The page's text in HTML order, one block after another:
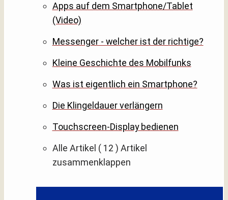
Apps auf dem Smartphone/Tablet
(Video)
Messenger - welcher ist der richtige?
Kleine Geschichte des Mobilfunks
Was ist eigentlich ein Smartphone?
Die Klingeldauer verlängern
Touchscreen-Display bedienen
Alle Artikel ( 12 ) Artikel
zusammenklappen